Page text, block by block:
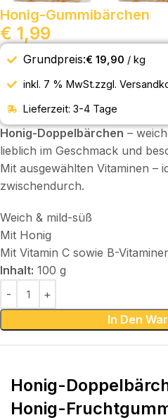
Honig-Gummibärchen
€ 1,99
Grundpreis:€ 19,90 / kg
inkl. 7 % MwSt.zzgl.
Lieferzeit: 3-4 Tage
Honig-Doppelbärchen –
lieblich im Geschmack und
Mit ausgewählten Vitaminen –
zwischendurch.
Weich & mild-süß
Mit Honig
Mit Vitamin C sowie B-
Inhalt: 100 g
In Den
Honig-
Honig-